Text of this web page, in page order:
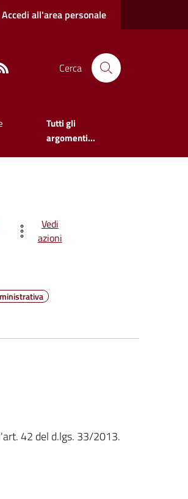
Accedi all'area personale
Cerca
Tutti gli
argomenti...
Vedi
azioni
42 del d.lgs. 33/2013.